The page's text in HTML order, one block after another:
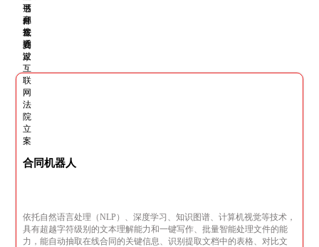
合同机器人
依托自然语言处理（NLP）、深度学习、知识图谱、计算机视觉等技术，
具有超越字符级别的文本理解能力和一键写作、批量智能处理文件的能
力，能自动抽取在线合同的关键信息、识别提取文档中的表格、对比文